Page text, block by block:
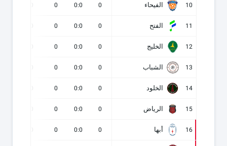
10 الفيحاء 0
0:0
0
11 الفتح 0
0:0
0
12 الخليج 0
0:0
0
13 الشباب 0
0:0
0
14 الخلود 0
0:0
0
15 الرياض 0
0:0
0
16 أبها 0
0:0
0